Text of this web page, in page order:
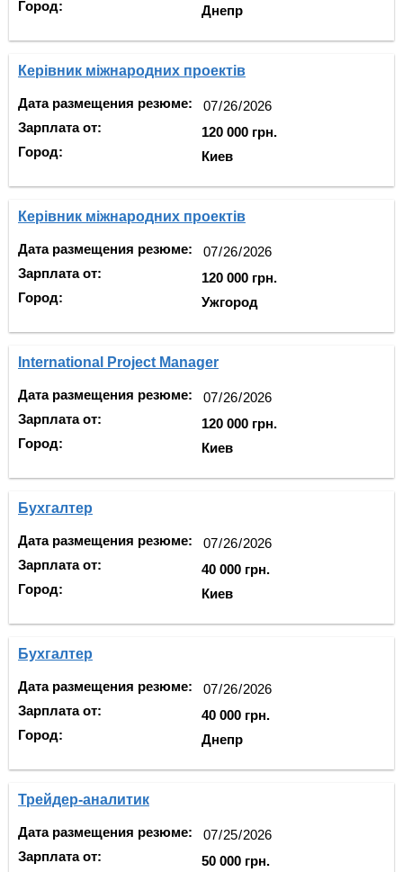
Город: Днепр
Керівник міжнародних проектів
Дата размещения резюме:
Зарплата от:
Город:
120 000 грн.
Киев
Керівник міжнародних проектів
Дата размещения резюме:
Зарплата от:
Город:
120 000 грн.
Ужгород
International Project Manager
Дата размещения резюме:
Зарплата от:
Город:
120 000 грн.
Киев
Бухгалтер
Дата размещения резюме:
Зарплата от:
Город:
40 000 грн.
Киев
Бухгалтер
Дата размещения резюме:
Зарплата от:
Город:
40 000 грн.
Днепр
Трейдер-аналитик
Дата размещения резюме:
Зарплата от:
50 000 грн.